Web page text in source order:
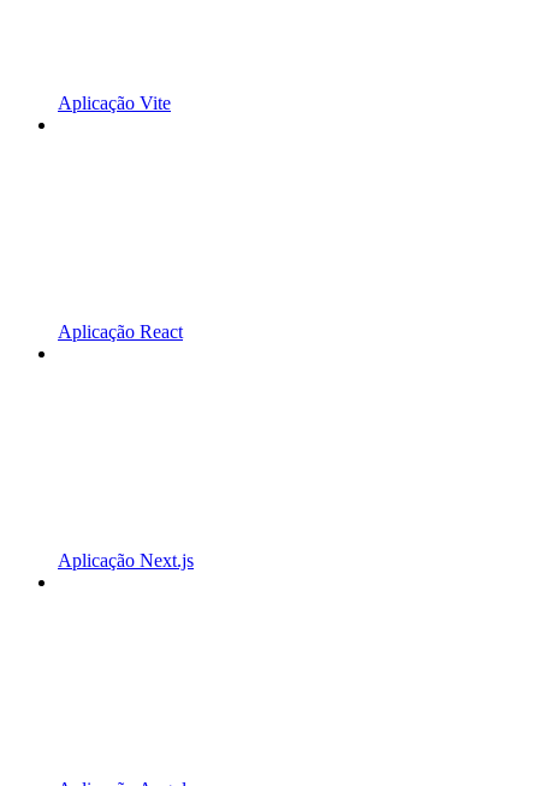
Aplicação Vite
Aplicação React
Aplicação Next.js